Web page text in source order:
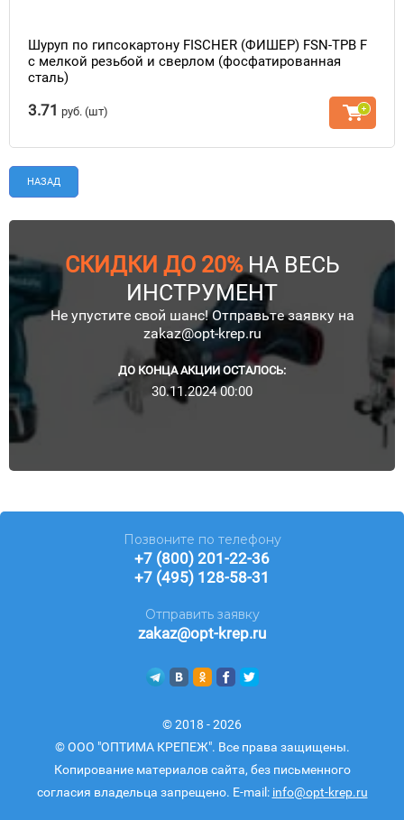
Шуруп по гипсокартону FISCHER (ФИШЕР) FSN-TPB F
с мелкой резьбой и сверлом (фосфатированная
сталь)
3.71 руб. (шт)
НАЗАД
СКИДКИ ДО 20%НА ВЕСЬ
ИНСТРУМЕНТ
Не упустите свой шанс! Отправьте заявку на
zakaz@opt-krep.ru
ДО КОНЦА АКЦИИ ОСТАЛОСЬ:
30.11.2024 00:00
Позвоните по телефону
+7 (800) 201-22-36
+7 (495) 128-58-31
Отправить заявку
zakaz@opt-krep.ru
© 2018 - 2026
© ООО "ОПТИМА КРЕПЕЖ". Все права защищены.
Копирование материалов сайта, без письменного
согласия владельца запрещено. E-mail: info@opt-krep.ru